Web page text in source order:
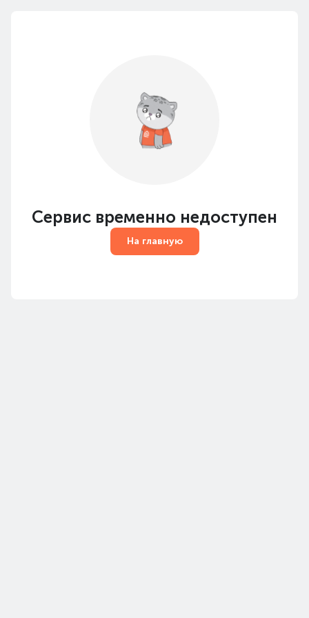
Сервис временно недоступен
На главную